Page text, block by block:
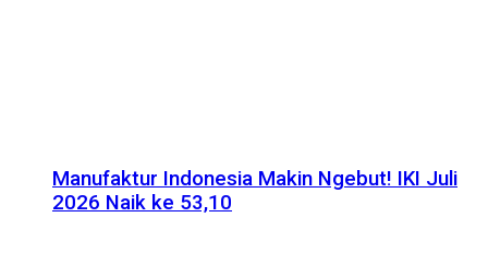
Manufaktur Indonesia Makin Ngebut! IKI Juli
2026 Naik ke 53,10